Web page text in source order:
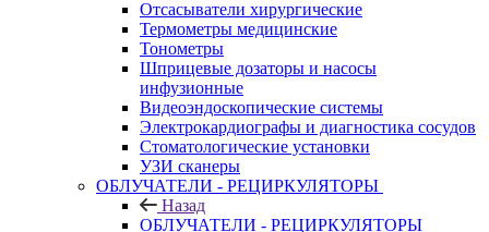
Отсасыватели хирургические
Термометры медицинские
Тонометры
Шприцевые дозаторы и насосы
инфузионные
Видеоэндоскопические системы
Электрокардиографы и диагностика сосудов
Стоматологические установки
УЗИ сканеры
ОБЛУЧАТЕЛИ - РЕЦИРКУЛЯТОРЫ
Назад
ОБЛУЧАТЕЛИ - РЕЦИРКУЛЯТОРЫ